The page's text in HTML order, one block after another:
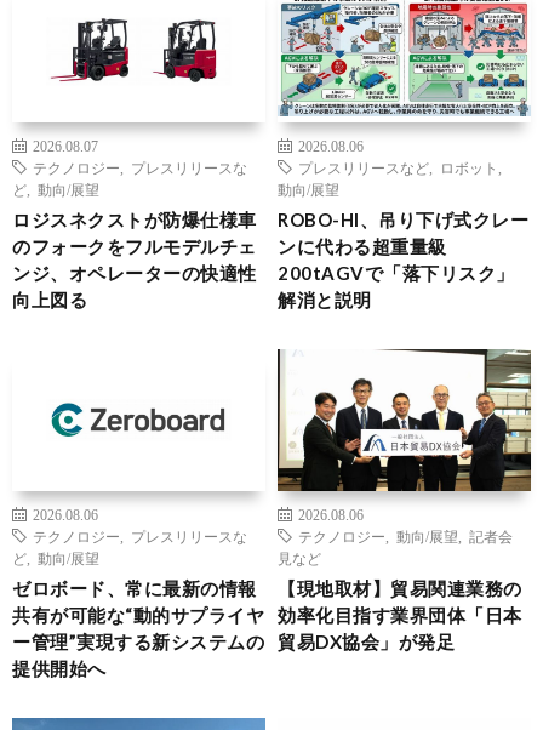
2026.08.07
テクノロジー
プレスリリースな
ど
動向/展望
ロジスネクストが防爆仕様車
のフォークをフルモデルチェ
ンジ、オペレーターの快適性
向上図る
2026.08.06
プレスリリースなど
ロボット
動向/展望
ROBO-HI、吊り下げ式クレー
ンに代わる超重量級
200tAGVで「落下リスク」
解消と説明
2026.08.06
テクノロジー
プレスリリースな
ど
動向/展望
ゼロボード、常に最新の情報
共有が可能な“動的サプライヤ
ー管理”実現する新システムの
提供開始へ
2026.08.06
テクノロジー
動向/展望
記者会
見など
【現地取材】貿易関連業務の
効率化目指す業界団体「日本
貿易DX協会」が発足